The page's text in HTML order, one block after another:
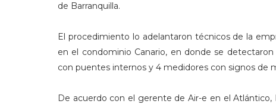
de Barranquilla.
El procedimiento lo adelantaron técnicos de la
en el condominio Canario, en donde se
con puentes internos y 4 medidores con signos de
De acuerdo con el gerente de Air-e en el